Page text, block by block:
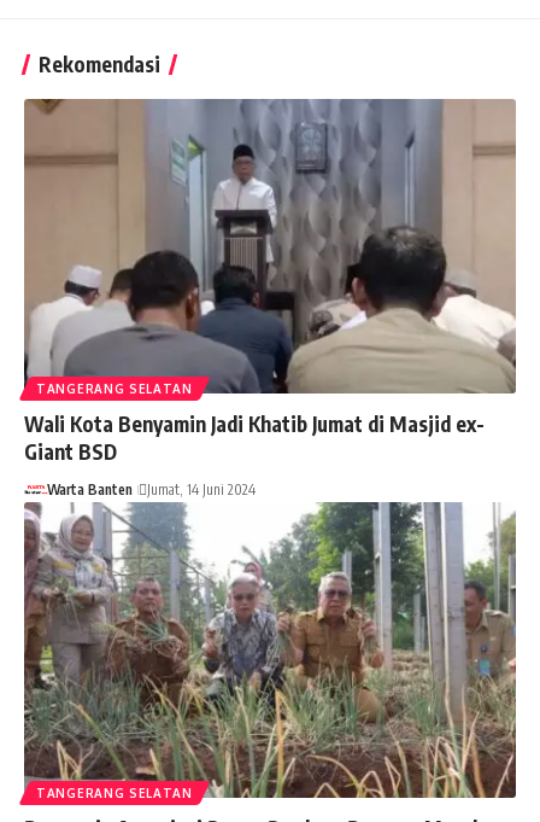
Rekomendasi
TANGERANG SELATAN
Wali Kota Benyamin Jadi Khatib Jumat di Masjid ex-
Giant BSD
Warta Banten Jumat, 14 Juni 2024
TANGERANG SELATAN